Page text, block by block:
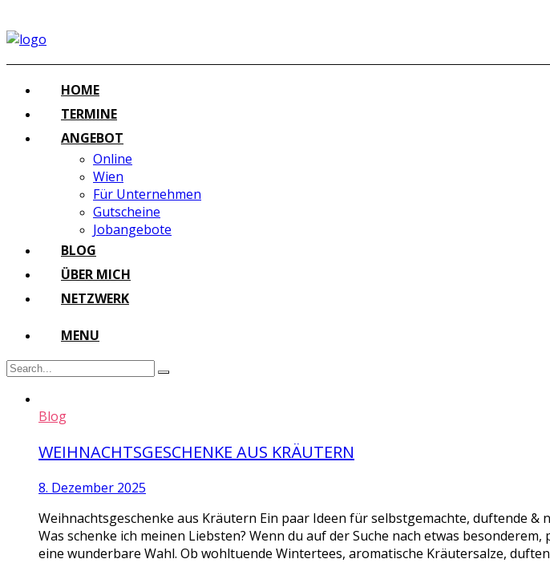
HOME
TERMINE
ANGEBOT
Online
Wien
Für Unternehmen
Gutscheine
Jobangebote
BLOG
ÜBER MICH
NETZWERK
MENU
Blog
WEIHNACHTSGESCHENKE AUS KRÄUTERN
8. Dezember 2025
Weihnachtsgeschenke aus Kräutern Ein paar Ideen für selbstgemachte, duftende
Was schenke ich meinen Liebsten? Wenn du auf der Suche nach etwas
eine wunderbare Wahl. Ob wohltuende Wintertees, aromatische Kräutersalze,